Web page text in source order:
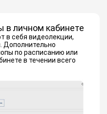
в личном кабинете
в себя видеолекции,
Дополнительно
по расписанию или
в течении всего